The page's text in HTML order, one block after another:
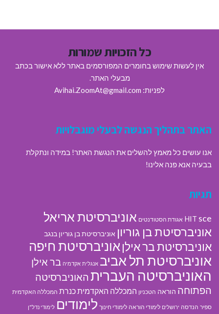
כל הזכויות שמורות
אין לעשות שימוש בחומרים המפורסמים באתר ללא אישור בכתב
מבעלי האתר.
לפניות: Avihai.ZoomAt@gmail.com
האתר בתהליך הנגשה לבעלי מוגבלויות
אנו עושים כל מאמץ להשלים את הנגשת האתר! במידה ונתקלת
בבעיה אנא פנה אלינו!
תגיות
HIT sce אגודת הסטודנטים אוניברסיטת אריאל
אוניברסיטת בן גוריון אוניברסיטת בן גוריון בנגב
אוניברסיטת בר אילן אוניברסיטת חיפה
אוניברסיטת תל אביב אנגלית אקדמיה בר אילן
האוניברסיטה העברית האוניברסיטה
הפתוחה הוראה הטכניון המכללה האקדמית כנרת המכללה האקדמית
ספיר הנדסה ירושלים לימודי הוראה לימודי חינוך לימודים לימודי נדל"ן